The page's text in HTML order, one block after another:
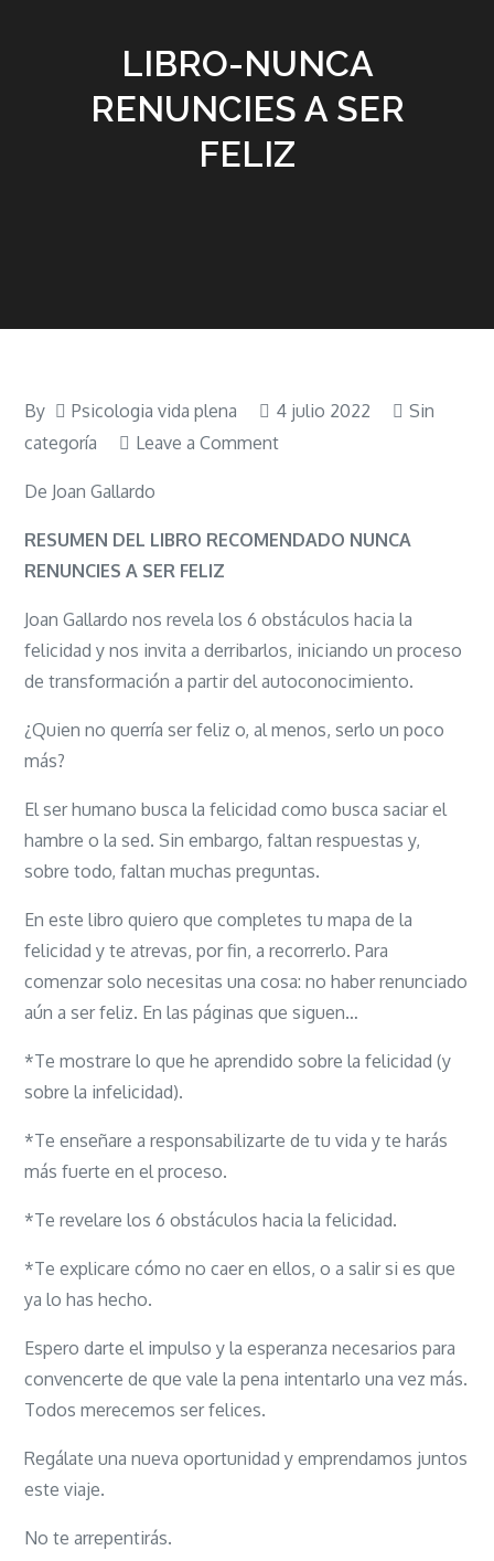
LIBRO-NUNCA
RENUNCIES A SER
FELIZ
By Psicologia vida plena 4 julio 2022
Sin
categoría
Leave a Commenton
RENUNCIES
FELIZ
De Joan Gallardo
RESUMEN DEL LIBRO RECOMENDADO NUNCA
RENUNCIES A SER FELIZ
Joan Gallardo nos revela los 6 obstáculos hacia la
felicidad y nos invita a derribarlos, iniciando un proceso
de transformación a partir del autoconocimiento.
¿Quien no querría ser feliz o, al menos, serlo un poco
más?
El ser humano busca la felicidad como busca saciar el
hambre o la sed. Sin embargo, faltan respuestas y,
sobre todo, faltan muchas preguntas.
En este libro quiero que completes tu mapa de la
felicidad y te atrevas, por fin, a recorrerlo. Para
comenzar solo necesitas una cosa: no haber renunciado
aún a ser feliz. En las páginas que siguen…
*Te mostrare lo que he aprendido sobre la felicidad (y
sobre la infelicidad).
*Te enseñare a responsabilizarte de tu vida y te harás
más fuerte en el proceso.
*Te revelare los 6 obstáculos hacia la felicidad.
*Te explicare cómo no caer en ellos, o a salir si es que
ya lo has hecho.
Espero darte el impulso y la esperanza necesarios para
convencerte de que vale la pena intentarlo una vez más.
Todos merecemos ser felices.
Regálate una nueva oportunidad y emprendamos juntos
este viaje.
No te arrepentirás.